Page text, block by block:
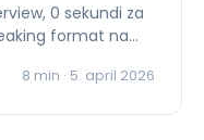
0 sekundi za
format na
8 min · 5. april 2026